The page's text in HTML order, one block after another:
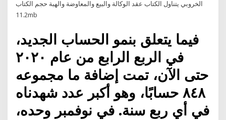
الخروبي يتناول الكتاب عقد الوكالة والبيع والمعاوضة والهبة حجم الكتاب
11.2mb
فيما يتعلق بنمو الحساب الجديد،
في الربع الرابع من عام ٢٠٢٠
حتى الآن، تمت إضافة ما مجموعه
٨٤٨ حسابًا، وهو أكبر عدد شهدناه
في أي ربع سنة. في نوفمبر وحده،